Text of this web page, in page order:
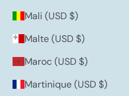
Mali (USD $)
Malte (USD $)
Maroc (USD $)
Martinique (USD $)